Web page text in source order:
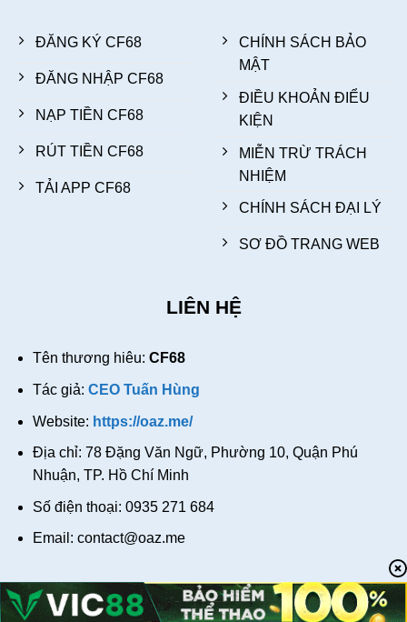
ĐĂNG KÝ CF68
ĐĂNG NHẬP CF68
NẠP TIỀN CF68
RÚT TIỀN CF68
TẢI APP CF68
CHÍNH SÁCH BẢO
MẬT
ĐIỀU KHOẢN ĐIỂU
KIỆN
MIỄN TRỪ TRÁCH
NHIỆM
CHÍNH SÁCH ĐẠI LÝ
SƠ ĐỒ TRANG WEB
LIÊN HỆ
Tên thương hiêu: CF68
Tác giả: CEO Tuấn Hùng
Website: https://oaz.me/
Địa chỉ: 78 Đặng Văn Ngữ, Phường 10, Quận Phú
Nhuận, TP. Hồ Chí Minh
Số điện thoại: 0935 271 684
Email: contact@oaz.me